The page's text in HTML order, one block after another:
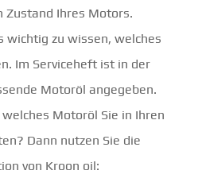
Zustand Ihres Motors.
wichtig zu wissen, welches
Im Serviceheft ist in der
Motoröl angegeben.
Motoröl Sie in Ihren
Dann nutzen Sie die
von Kroon oil: